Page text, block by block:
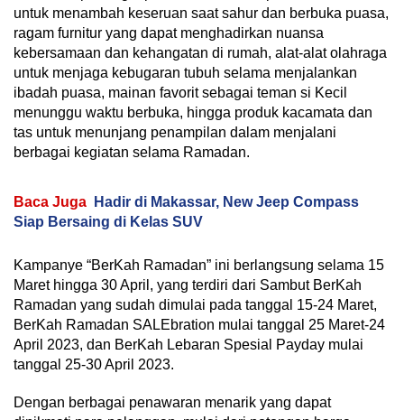
untuk menambah keseruan saat sahur dan berbuka puasa,
ragam furnitur yang dapat menghadirkan nuansa
kebersamaan dan kehangatan di rumah, alat-alat olahraga
untuk menjaga kebugaran tubuh selama menjalankan
ibadah puasa, mainan favorit sebagai teman si Kecil
menunggu waktu berbuka, hingga produk kacamata dan
tas untuk menunjang penampilan dalam menjalani
berbagai kegiatan selama Ramadan.
Baca Juga
Hadir di Makassar, New Jeep Compass
Siap Bersaing di Kelas SUV
Kampanye “BerKah Ramadan” ini berlangsung selama 15
Maret hingga 30 April, yang terdiri dari Sambut BerKah
Ramadan yang sudah dimulai pada tanggal 15-24 Maret,
BerKah Ramadan SALEbration mulai tanggal 25 Maret-24
April 2023, dan BerKah Lebaran Spesial Payday mulai
tanggal 25-30 April 2023.
Dengan berbagai penawaran menarik yang dapat